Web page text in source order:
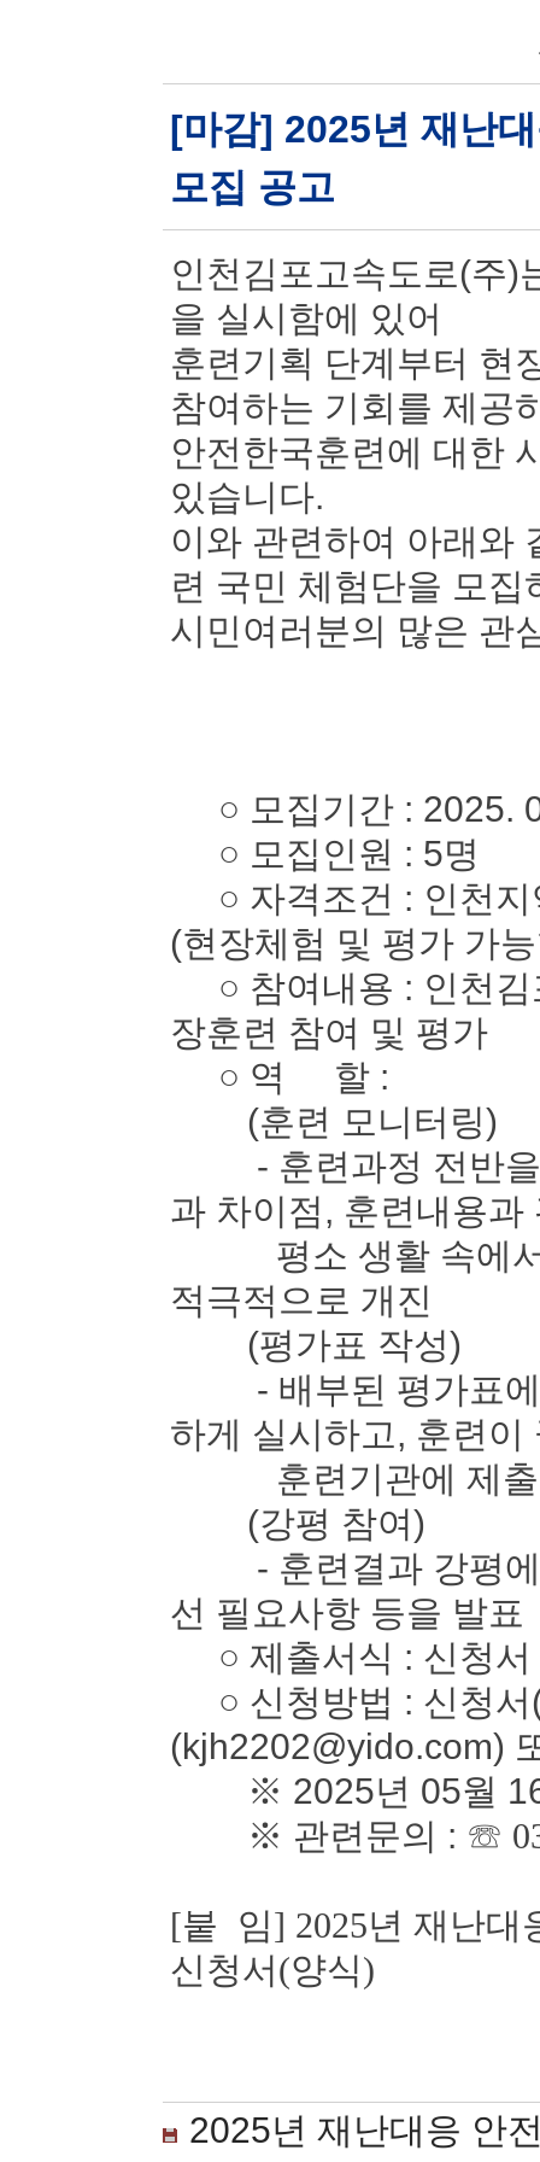
[마감] 2025년 재난
모집 공고
인천김포고속도로(주)
을 실시함에 있어
훈련기획 단계부터 현
참여하는 기회를 제공
안전한국훈련에 대한
있습니다.
이와 관련하여 아래와
련 국민 체험단을 모집
시민여러분의 많은 관
○ 모집기간 : 2025.
○ 모집인원 : 5명
○ 자격조건 : 인천지
(현장체험 및 평가 가
○ 참여내용 : 인천김
장훈련 참여 및 평가
○ 역 할 :
(훈련 모니터링)
- 훈련과정 전반을
과 차이점, 훈련내용과
평소 생활 속에서
적극적으로 개진
(평가표 작성)
- 배부된 평가표에
하게 실시하고, 훈련이
훈련기관에 제출
(강평 참여)
- 훈련결과 강평에
선 필요사항 등을 발표
○ 제출서식 : 신청서
○ 신청방법 : 신청서
(kjh2202@yido.com)
※ 2025년 05월 16
※ 관련문의 : ☏
[붙 임] 2025년 재난대
신청서(양식)
2025년 재난대응 안